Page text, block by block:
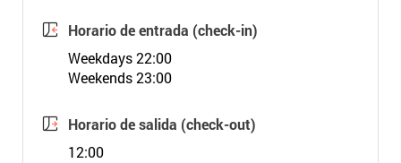
Horario de entrada (check-in)
Weekdays 22:00
Weekends 23:00
Horario de salida (check-out)
12:00